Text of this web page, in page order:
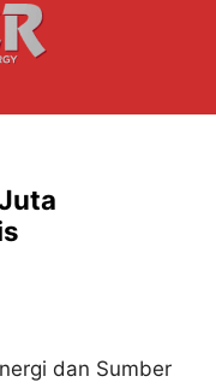
dan Sumber